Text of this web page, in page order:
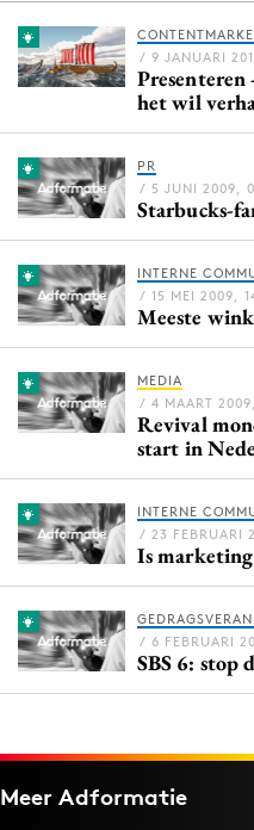
Menu
9 sept: GenAI-training
12 nov: MarketingLive!
Events
Opleidingen
Academy
Partners
Topics
Artificial Intelligence
Bureaus
Campagnes
Carriere
Contentmarketing
Craft
Design
/ 9 JANUARI
het wil
PR
/ 5 JUNI 2009,
Starbucks-
INTERNE
/ 15 MEI 2009,
Meeste
MEDIA
/ 4 MAART
Revival
start in
INTERNE
/ 23 FEBRUARI
Is
/ 6 FEBRUARI
SBS 6: stop
Meer Adformatie